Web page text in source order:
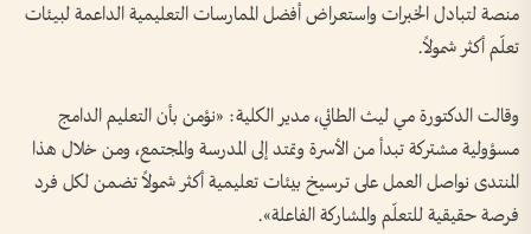
منصة لتبادل الخبرات واستعراض أفضل الممارسات التعليمية الداعمة لبيئات
تعلّم أكثر شمولاً.
وقالت الدكتورة مي ليث الطائي، مدير الكلية: «نؤمن بأن التعليم الدامج
مسؤولية مشتركة تبدأ من الأسرة وتمتد إلى المدرسة والمجتمع، ومن خلال هذا
المنتدى نواصل العمل على ترسيخ بيئات تعليمية أكثر شمولاً تضمن لكل فرد
فرصة حقيقية للتعلّم والمشاركة الفاعلة».